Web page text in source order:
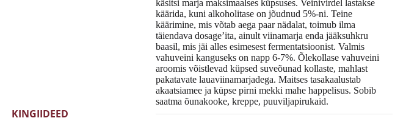
KINGIIDEED
käsitsi marja maksimaalses küpsuses. Veinivirdel lastakse
käärida, kuni alkoholitase on jõudnud 5%-ni. Teine
käärimine, mis võtab aega paar nädalat, toimub ilma
täiendava dosage’ita, ainult viinamarja enda jääksuhkru
baasil, mis jäi alles esimesest fermentatsioonist. Valmis
vahuveini kanguseks on napp 6-7%. Õlekollase vahuveini
aroomis võistlevad küpsed suveõunad kollaste, mahlast
pakatavate lauaviinamarjadega. Maitses tasakaalustab
akaatsiamee ja küpse pirni mekki mahe happelisus. Sobib
saatma õunakooke, kreppe, puuviljapirukaid.